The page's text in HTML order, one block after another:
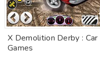
X Demolition Derby : Car
Games